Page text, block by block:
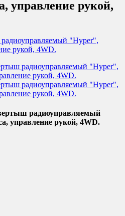
управление рукой,
радиоуправляемый
управление рукой, 4WD.